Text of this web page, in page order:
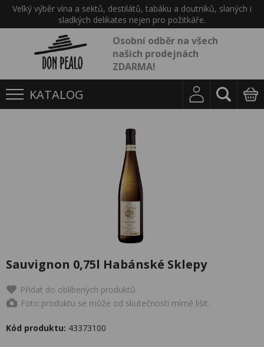
Velký výběr vína a sektů, destilátů, tabáku a doutníků, slaných i
sladkých delikates nejen pro požitkáře.
Osobní odběr na všech
našich prodejnách
ZDARMA!
KATALOG
Sauvignon 0,75l Habánské Sklepy
Přidat do oblíbených produktů
Foto produktu se může od skutečnosti mírně lišit.
Kód produktu: 43373100